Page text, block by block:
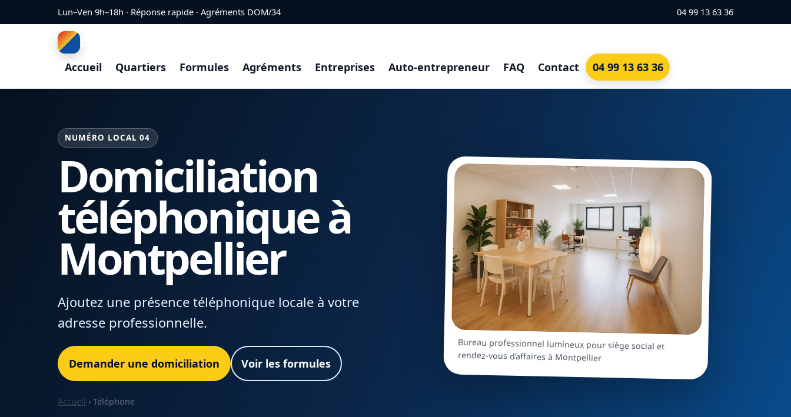
Aller au contenuLun–Ven 9h–18h · Réponse rapide · Agréments DOM/34 04 99 13 63 36
Accueil
Quartiers Formules Agréments Entreprises Auto-entrepreneur FAQ Contact 04 99 13 63 36
NUMÉRO LOCAL 04
Domiciliation
téléphonique à
Montpellier
Ajoutez une présence téléphonique locale à votre
adresse professionnelle.
Demander une domiciliation Voir les formules
Accueil › Téléphone
Bureau professionnel lumineux pour siège social et
rendez-vous d’affaires à Montpellier